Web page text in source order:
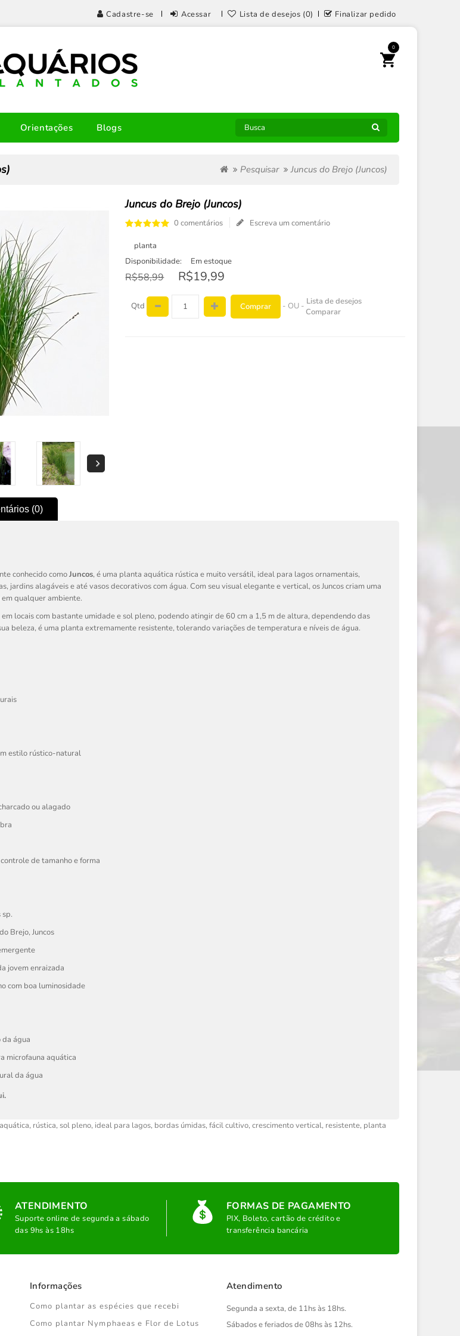
Cadastre-se Acessar Lista de desejos (0) Finalizar pedido
0
Orientações Blogs
Pesquisar Juncus do Brejo (Juncos)
Juncus do Brejo (Juncos)
0 comentários Escreva um comentário
planta
Disponibilidade:
Em estoque
R$58,99 R$19,99
Qtd Comprar - OU - Lista de desejos
Comparar
(0)
conhecido comoJuncos, é uma planta aquática rústica e muito versátil, ideal para lagos ornamentais,
jardins alagáveis e até vasos decorativos com água. Com seu visual elegante e vertical, os Juncos criam uma
qualquer ambiente.
locais com bastante umidade e sol pleno, podendo atingir de 60 cm a 1,5 m de altura, dependendo das
beleza, é uma planta extremamente resistente, tolerando variações de temperatura e níveis de água.
estilo rústico-natural
ou alagado
de tamanho e forma
sp.
Brejo, Juncos
jovem enraizada
com boa luminosidade
da água
microfauna aquática
da água
.
, rústica, sol pleno, ideal para lagos, bordas úmidas, fácil cultivo, crescimento vertical, resistente, planta
ATENDIMENTO
Suporte online de segunda a sábado
das 9hs às 18hs
FORMAS DE PAGAMENTO
PIX, Boleto, cartão de crédito e
transferência bancária
Informações
Como plantar as espécies que recebi
Como plantar Nymphaeas e Flor de Lotus
Atendimento
Segunda a sexta, de 11hs às 18hs.
Sábados e feriados de 08hs às 12hs.